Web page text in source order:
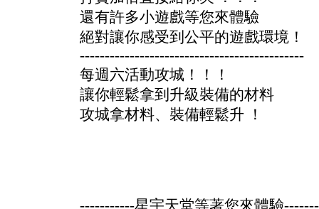
還有許多小遊戲等您來體驗
絕對讓你感受到公平的遊戲環境！
---------------------------------------------
每週六活動攻城！！！
讓你輕鬆拿到升級裝備的材料
攻城拿材料、裝備輕鬆升 ！
-----------星宇天堂等著您來體驗